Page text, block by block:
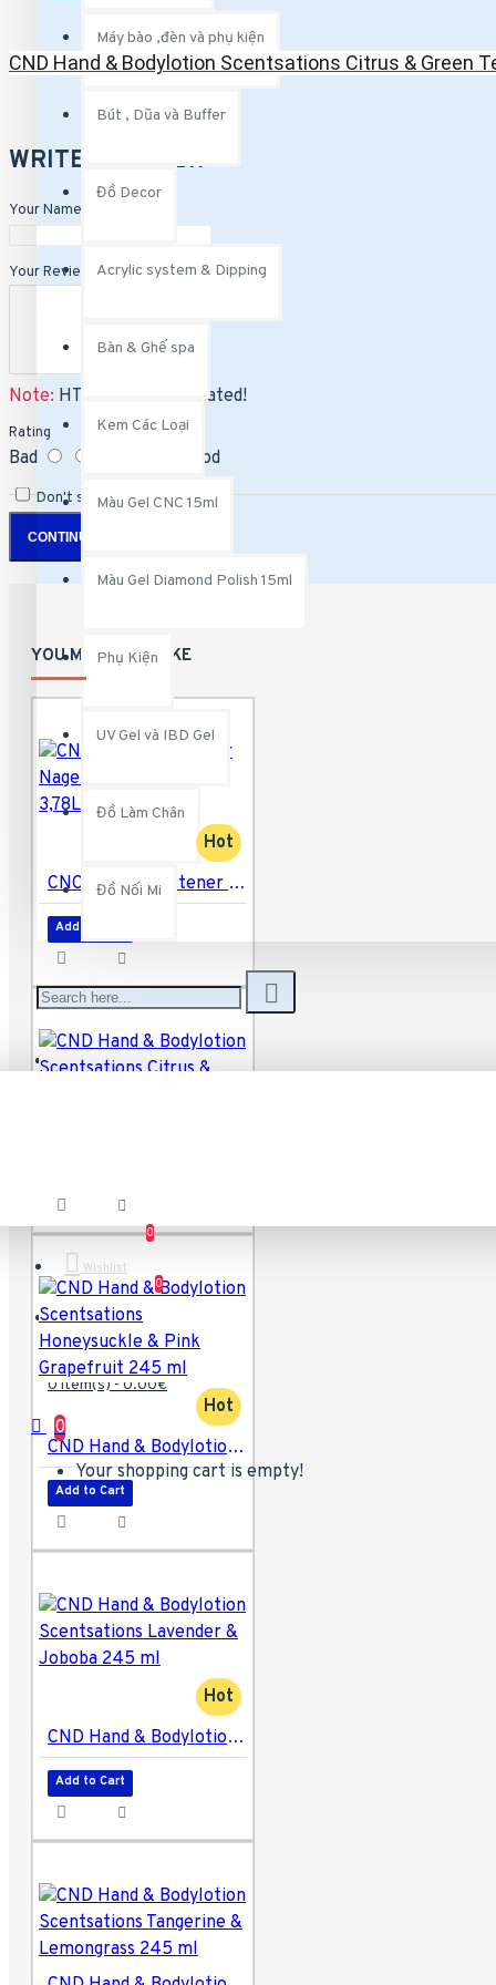
Don't show again.
Bút , Dũa và Buffer
Dũa và Buffer.
Kem Các Loại
CND Scentsation Hand & Body Lotion
KDS Hand & Body Lotion
Máy bào ,đèn và phụ kiện
Bút , Dũa và Buffer
Đồ Decor
Acrylic system & Dipping
Bàn & Ghế spa
Kem Các Loại
Màu Gel CNC 15ml
Màu Gel Diamond Polish 15ml
Phụ Kiện
UV Gel và IBD Gel
Đồ Làm Chân
Đồ Nối Mi
Account
Wishlist
0
Compare
0
0 item(s) - 0.00€
0
Your shopping cart is empty!
CND Hand & Bodylotion Scentsations Citrus & Green
WRITE A REVIEW
Your Name
Your Review
Note: HTML is not translated!
Rating
Bad Good
CONTINUE
YOU MAY ALSO LIKE
Hot
CNC Cuticle Softener Nagelhautentferner 3,78L
Add to Cart
Hot
CND Hand & Bodylotion Scentsations Honeysuckle & Pink Grapefruit 245 ml
Add to Cart
Hot
CND Hand & Bodylotion Scentsations Lavender & Joboba 245 ml
Add to Cart